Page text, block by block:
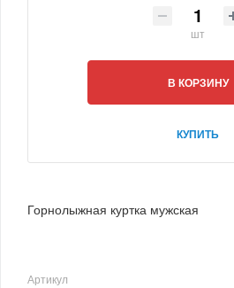
шт
В КОРЗИНУ
КУПИТЬ
Горнолыжная куртка мужская
Артикул